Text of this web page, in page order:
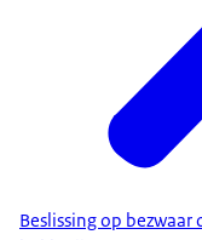
Beslissing op